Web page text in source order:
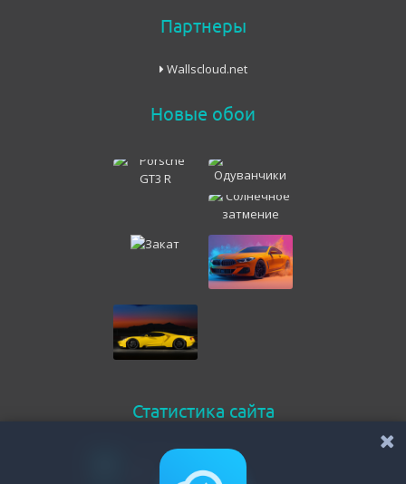
Партнеры
Wallscloud.net
Новые обои
Статистика сайта
Онлайн всего